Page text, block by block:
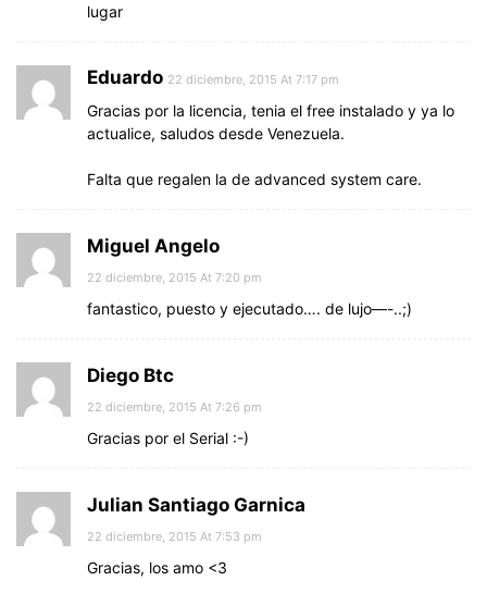
lugar
Eduardo 22 diciembre, 2015 At 7:17 pm
Gracias por la licencia, tenia el free instalado y ya lo
actualice, saludos desde Venezuela.
Falta que regalen la de advanced system care.
Miguel Angelo
22 diciembre, 2015 At 7:20 pm
fantastico, puesto y ejecutado…. de lujo—-..;)
Diego Btc
22 diciembre, 2015 At 7:26 pm
Gracias por el Serial :-)
Julian Santiago Garnica
22 diciembre, 2015 At 7:53 pm
Gracias, los amo <3